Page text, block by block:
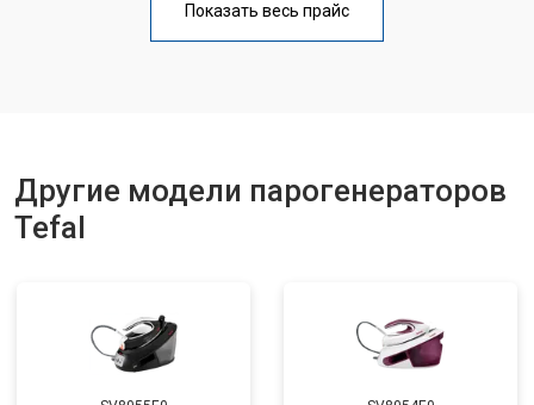
Замена клапана давления от 5850 ₽
Показать весь прайс
Другие модели парогенераторов
Tefal